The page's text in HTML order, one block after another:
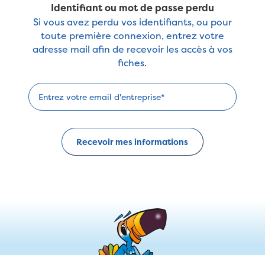
Identifiant ou mot de passe perdu
Si vous avez perdu vos identifiants, ou pour
toute première connexion, entrez votre
adresse mail afin de recevoir les accès à vos
fiches.